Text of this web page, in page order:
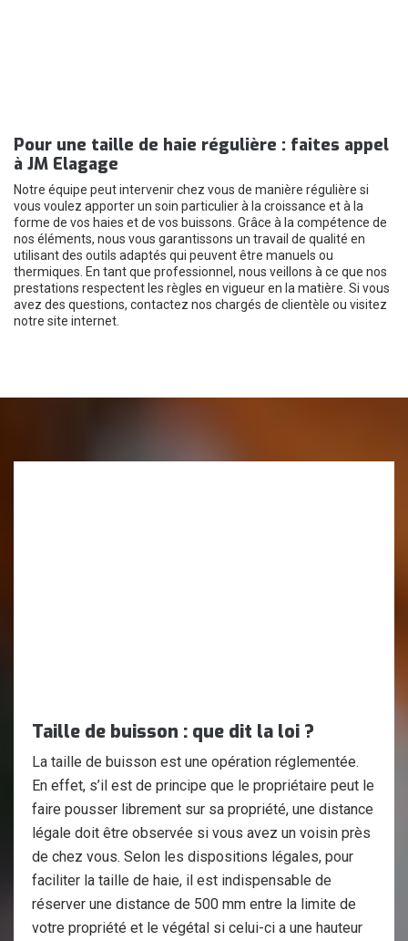
Pour une taille de haie régulière : faites appel
à JM Elagage
Notre équipe peut intervenir chez vous de manière régulière si
vous voulez apporter un soin particulier à la croissance et à la
forme de vos haies et de vos buissons. Grâce à la compétence de
nos éléments, nous vous garantissons un travail de qualité en
utilisant des outils adaptés qui peuvent être manuels ou
thermiques. En tant que professionnel, nous veillons à ce que nos
prestations respectent les règles en vigueur en la matière. Si vous
avez des questions, contactez nos chargés de clientèle ou visitez
notre site internet.
Taille de buisson : que dit la loi ?
La taille de buisson est une opération réglementée.
En effet, s’il est de principe que le propriétaire peut le
faire pousser librement sur sa propriété, une distance
légale doit être observée si vous avez un voisin près
de chez vous. Selon les dispositions légales, pour
faciliter la taille de haie, il est indispensable de
réserver une distance de 500 mm entre la limite de
votre propriété et le végétal si celui-ci a une hauteur